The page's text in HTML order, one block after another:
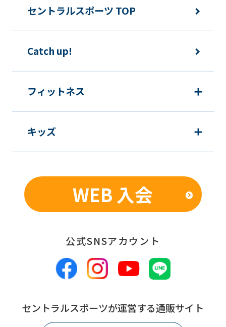
may
differ
We
fully
understand
this
using
the
service.
Automatic
セントラルスポーツ TOP
Catch up!
フィットネス
キッズ
WEB 入会
公式SNSアカウント
セントラルスポーツが運営する通販サイト